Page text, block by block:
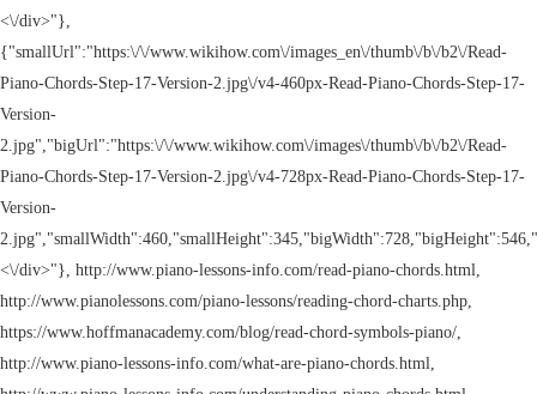
<\/div>"},
{"smallUrl":"https:\/\/www.wikihow.com\/images_en\/thumb\/b\/b2\/Read-
Piano-Chords-Step-17-Version-2.jpg\/v4-460px-Read-Piano-Chords-Step-17-
Version-
2.jpg","bigUrl":"https:\/\/www.wikihow.com\/images\/thumb\/b\/b2\/Read-
Piano-Chords-Step-17-Version-2.jpg\/v4-728px-Read-Piano-Chords-Step-17-
Version-
<\/div>"}, http://www.piano-lessons-info.com/read-piano-chords.html,
http://www.pianolessons.com/piano-lessons/reading-chord-charts.php,
https://www.hoffmanacademy.com/blog/read-chord-symbols-piano/,
http://www.piano-lessons-info.com/what-are-piano-chords.html,